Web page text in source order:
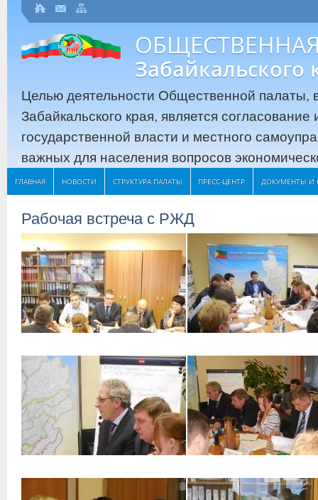
Забайкальского
Целью деятельности Общественной палаты,
Забайкальского края, является
государственной власти и местного
важных для населения вопросов
ГЛАВНАЯ НОВОСТИ СТРУКТУРА ПАЛАТЫ ПРЕСС-ЦЕНТР ДОКУМЕНТЫ И
Рабочая встреча с РЖД